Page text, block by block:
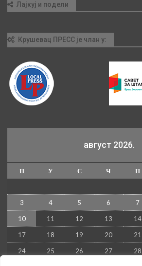
Лајкуј и подели
Крушевац ПРЕСС је члан у:
август 2026.
П У С Ч П
3 4 5 6 7
10 11 12 13 14
17 18 19 20 21
24 25 26 27 28